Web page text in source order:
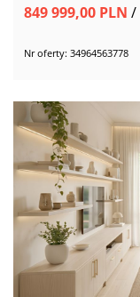
849 999,00 PLN /
Nr oferty: 34964563778